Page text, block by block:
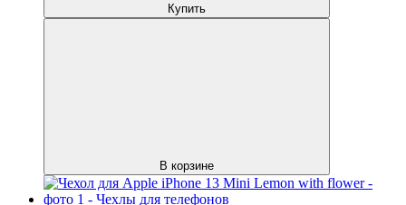
Купить
В корзине